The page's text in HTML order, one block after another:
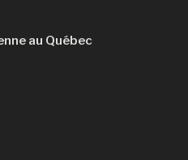
au Québec